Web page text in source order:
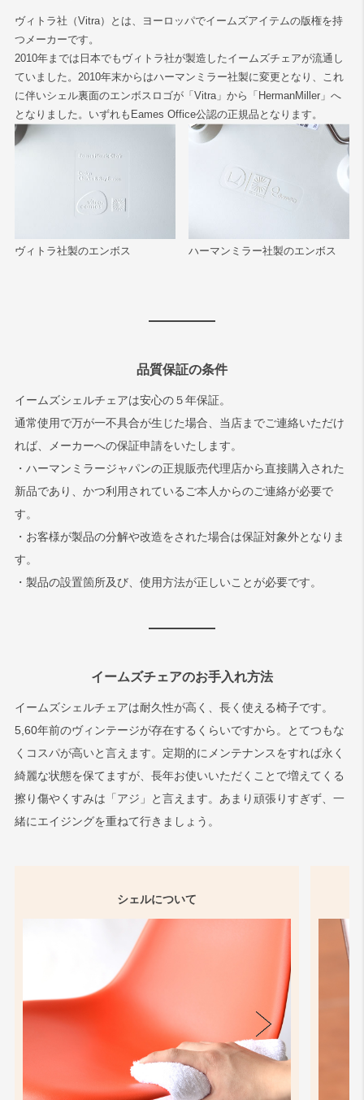
ヴィトラ社（Vitra）とは、ヨーロッパでイームズアイテムの版権を持
つメーカーです。
2010年までは日本でもヴィトラ社が製造したイームズチェアが流通し
ていました。2010年末からはハーマンミラー社製に変更となり、これ
に伴いシェル裏面のエンボスロゴが「Vitra」から「HermanMiller」へ
となりました。いずれもEames Office公認の正規品となります。
ヴィトラ社製のエンボス ハーマンミラー社製のエンボス
品質保証の条件
イームズシェルチェアは安心の５年保証。
通常使用で万が一不具合が生じた場合、当店までご連絡いただけ
れば、メーカーへの保証申請をいたします。
・ハーマンミラージャパンの正規販売代理店から直接購入された
新品であり、かつ利用されているご本人からのご連絡が必要で
す。
・お客様が製品の分解や改造をされた場合は保証対象外となりま
す。
・製品の設置箇所及び、使用方法が正しいことが必要です。
イームズチェアのお手入れ方法
イームズシェルチェアは耐久性が高く、長く使える椅子です。
5,60年前のヴィンテージが存在するくらいですから。とてつもな
くコスパが高いと言えます。定期的にメンテナンスをすれば永く
綺麗な状態を保てますが、長年お使いいただくことで増えてくる
擦り傷やくすみは「アジ」と言えます。あまり頑張りすぎず、一
緒にエイジングを重ねて行きましょう。
シェルについて